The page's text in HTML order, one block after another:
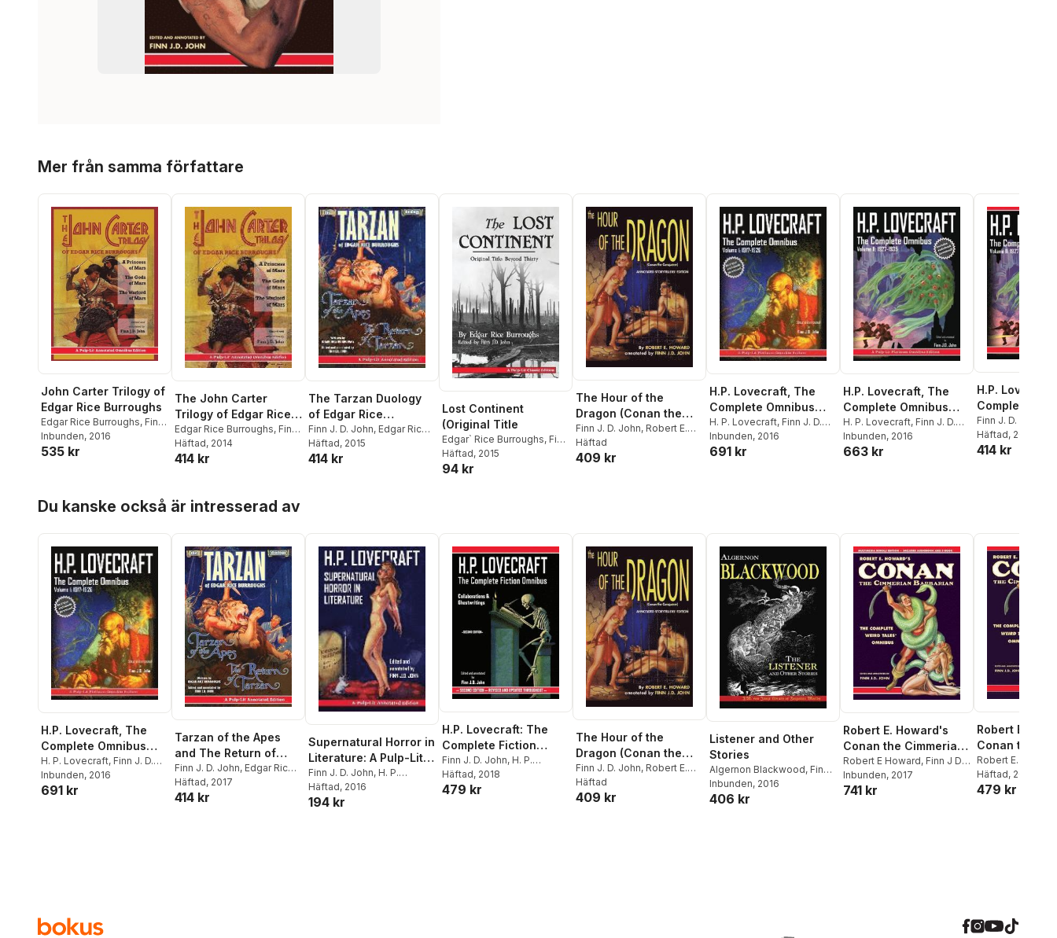
Mer från samma författare
John Carter Trilogy of
Edgar Rice Burroughs
Edgar Rice Burroughs, Finn
J D John
Inbunden, 2016
535 kr
The John Carter
Trilogy of Edgar Rice
Burroughs: A Princess
of Mars; The Gods of
Mars; A Warlord of
Edgar Rice Burroughs, Finn
J. D. John
Häftad, 2014
414 kr
The Tarzan Duology
of Edgar Rice
Burroughs: Tarzan of
the Apes and The
Return of Tarzan: A
Finn J. D. John, Edgar Rice
Burroughs
Häftad, 2015
414 kr
Lost Continent
(Original Title
Edgar` Rice Burroughs, Finn
J D John
Häftad, 2015
94 kr
The Hour of the
Dragon (Conan the
Conquerer): A Pulp-Lit
Annotated
Storytellers' Edition
Finn J. D. John, Robert E.
Howard
Häftad
409 kr
H.P. Lovecraft, The
Complete Omnibus
Collection, Volume I: :
1917-1926
H. P. Lovecraft, Finn J. D.
John
Inbunden, 2016
691 kr
H.P. Lovecraft, The
Complete Omnibus
Collection, Volume II
H. P. Lovecraft, Finn J. D.
John
Inbunden, 2016
663 kr
H.P.
Complete
Collection,
1927-1935
Finn J. D. John
Lovecraft
Häftad, 2016
414 kr
Du kanske också är intresserad av
H.P. Lovecraft, The
Complete Omnibus
Collection, Volume I: :
1917-1926
H. P. Lovecraft, Finn J. D.
John
Inbunden, 2016
691 kr
Tarzan of the Apes
and The Return of
Tarzan: The Tarzan
Duology of Edgar Rice
Burroughs: A Pulp-Lit
Finn J. D. John, Edgar Rice
Burroughs
Häftad, 2017
414 kr
Supernatural Horror in
Literature: A Pulp-Lit
Annotated Edition
Finn J. D. John, H. P.
Lovecraft
Häftad, 2016
194 kr
H.P. Lovecraft: The
Complete Fiction
Omnibus -
Collaborations &
Ghostwritings
Finn J. D. John, H. P.
Lovecraft
Häftad, 2018
479 kr
The Hour of the
Dragon (Conan the
Conquerer): A Pulp-Lit
Annotated
Storytellers' Edition
Finn J. D. John, Robert E.
Howard
Häftad
409 kr
Listener and Other
Stories
Algernon Blackwood, Finn J
D John
Inbunden, 2016
406 kr
Robert E. Howard's
Conan the Cimmerian
Barbarian
Robert E Howard, Finn J D
John
Inbunden, 2017
741 kr
Robert E.
Conan the
Barbarian:
Complete
Omnibus
Robert E. Howard
John
Häftad, 2017
479 kr